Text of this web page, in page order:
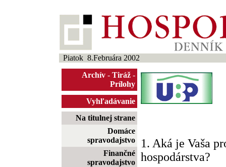
Piatok 8.Februára 2002
Archív - Tiráž -
Prílohy
Vyhľadávanie
Na titulnej strane
Domáce
spravodajstvo
Finančné
spravodajstvo
1. Aká je Vaša
hospodárstva?